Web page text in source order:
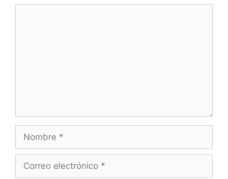
electrónico